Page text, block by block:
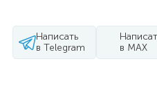
Написать
в Telegram
в MAX